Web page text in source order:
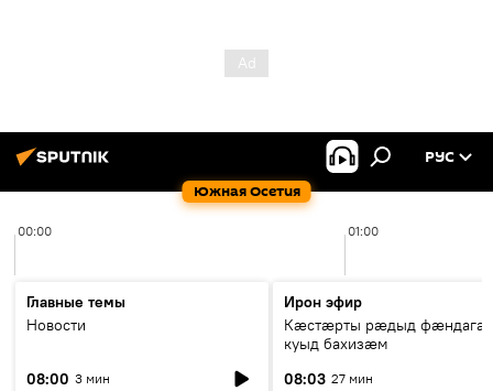
Южная Осетия
РУС
00:00 01:00
Главные темы
Новости
08:00 3 мин
Ирон эфир
Кæстæрты рæдыд
куыд бахизæм
08:03 27 мин